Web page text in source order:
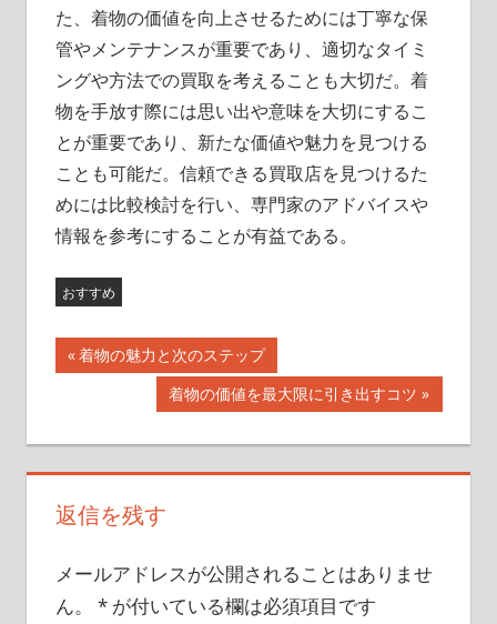
た、着物の価値を向上させるためには丁寧な保
管やメンテナンスが重要であり、適切なタイミ
ングや方法での買取を考えることも大切だ。着
物を手放す際には思い出や意味を大切にするこ
とが重要であり、新たな価値や魅力を見つける
ことも可能だ。信頼できる買取店を見つけるた
めには比較検討を行い、専門家のアドバイスや
情報を参考にすることが有益である。
おすすめ
投
ナ
ビ
ー
前
着物の魅力と次のステップ
次
記
事:
着物の価値を最大限に引き出すコツ
返信を残す
メールアドレスが公開されることはありませ
ん。
*が付いている欄は必須項目です